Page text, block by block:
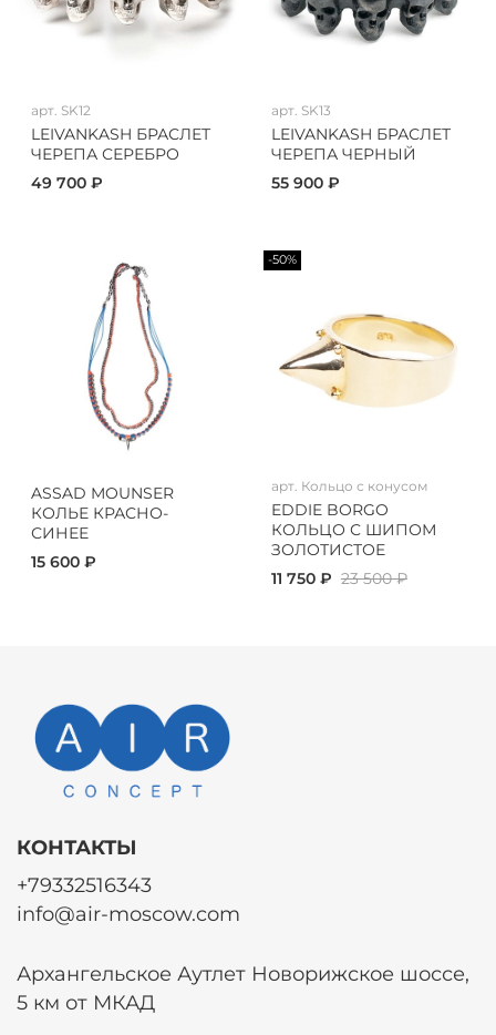
арт. SK12
LEIVANKASH БРАСЛЕТ
ЧЕРЕПА СЕРЕБРО
49 700 ₽
арт. SK13
LEIVANKASH БРАСЛЕТ
ЧЕРЕПА ЧЕРНЫЙ
55 900 ₽
ASSAD MOUNSER
КОЛЬЕ КРАСНО-
СИНЕЕ
15 600 ₽
-50%
арт. Кольцо с конусом
EDDIE BORGO
КОЛЬЦО С ШИПОМ
ЗОЛОТИСТОЕ
11 750 ₽ 23 500 ₽
КОНТАКТЫ
+79332516343
info@air-moscow.com
Архангельское Аутлет Новорижское шоссе,
5 км от МКАД